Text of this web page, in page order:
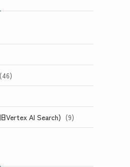
(46)
Vertex AI Search) (9)